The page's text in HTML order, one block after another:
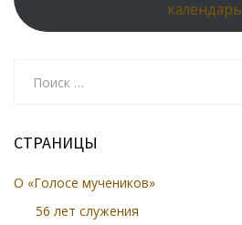
календарь
СТРАНИЦЫ
О «Голосе мучеников»
56 лет служения